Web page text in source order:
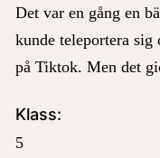
Det var en gång en
kunde teleportera sig
på Tiktok.Men det
Klass:
5